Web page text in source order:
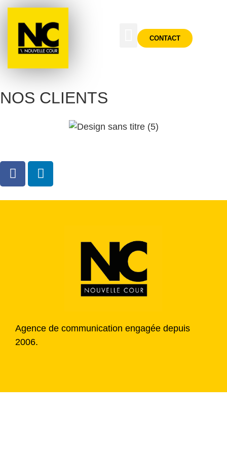
CONTACT
NOS CLIENTS
Agence de communication engagée depuis
2006.